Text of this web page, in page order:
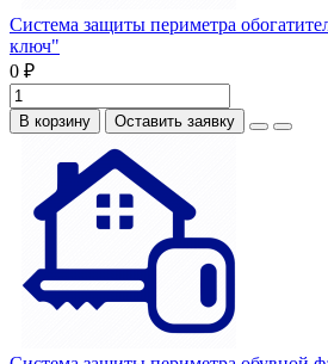
Система защиты периметра
ключ"
0 ₽
В корзину Оставить заявку